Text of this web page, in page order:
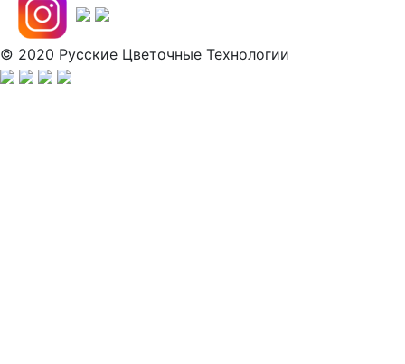
© 2020 Русские Цветочные Технологии